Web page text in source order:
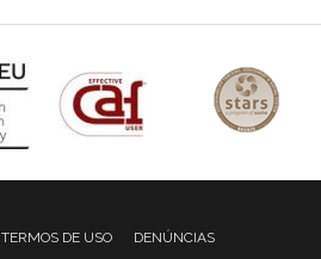
TERMOS DE USO
DENÚNCIAS